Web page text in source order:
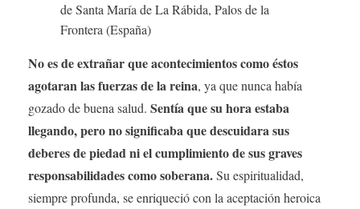
de Santa María de La Rábida, Palos de la
Frontera (España)
No es de extrañar que acontecimientos como éstos
agotaran las fuerzas de la reina, ya que nunca había
gozado de buena salud. Sentía que su hora estaba
llegando, pero no significaba que descuidara sus
deberes de piedad ni el cumplimiento de sus graves
responsabilidades como soberana.Su espiritualidad,
siempre profunda, se enriqueció con la aceptación heroica